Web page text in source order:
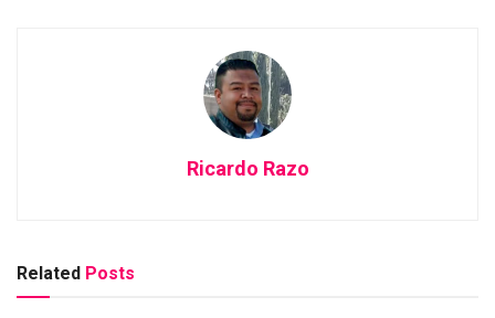
Ricardo Razo
Related Posts